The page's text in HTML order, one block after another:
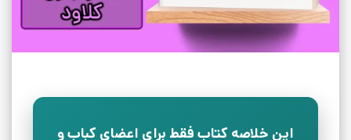
این خلاصه کتاب فقط برای اعضای کباب و